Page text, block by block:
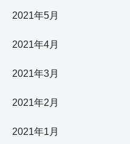
2021年5月
2021年4月
2021年3月
2021年2月
2021年1月